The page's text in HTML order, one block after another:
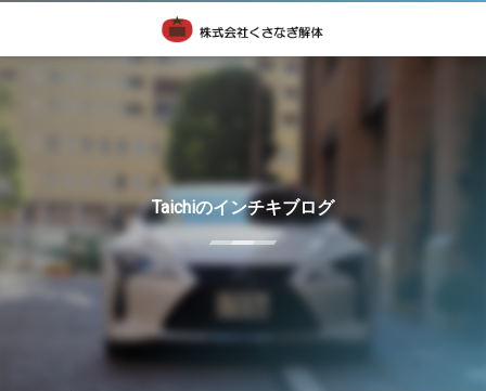
Taichiのインチキブログ